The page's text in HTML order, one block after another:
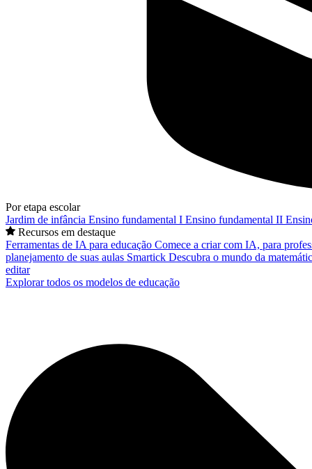
Por etapa escolar
Jardim de infância Ensino fundamental I Ensino fundamental II
Recursos em destaque
Ferramentas de IA para educação Comece a criar com IA, para
planejamento de suas aulas Smartick Descubra o mundo da
editar
Explorar todos os modelos de educação